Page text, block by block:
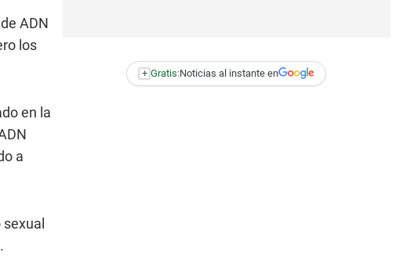
ADN
los
en la
a
+ Gratis:Noticias al instante en